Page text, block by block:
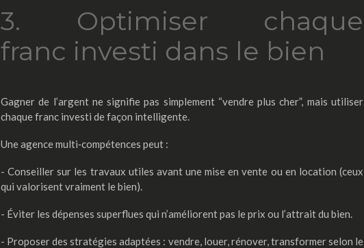
3. Optimiser chaque
franc investi dans le bien
Gagner de l’argent ne signifie pas simplement “vendre plus cher”, mais utiliser
chaque franc investi de façon intelligente.
Une agence multi‑compétences peut :
- Conseiller sur les travaux utiles avant une mise en vente ou en location (ceux
qui valorisent vraiment le bien).
- Éviter les dépenses superflues qui n’améliorent pas le prix ou l’attrait du bien.
- Proposer des stratégies adaptées : vendre, louer, rénover, transformer selon le